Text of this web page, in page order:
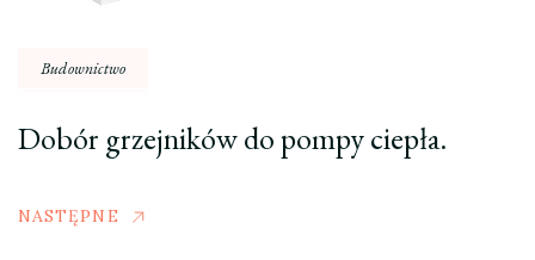
Budownictwo
Dobór grzejników do pompy ciepła.
NASTĘPNE